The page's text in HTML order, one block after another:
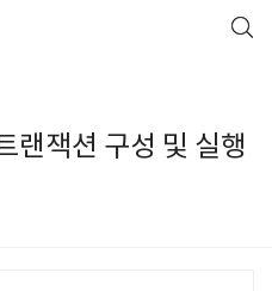
잭션 구성 및 실행